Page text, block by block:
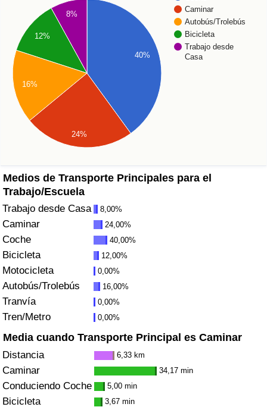
Caminar
Autobús/Trolebús
Bicicleta
Trabajo desde
Casa
40%
8%
12%
16%
24%
Medios de Transporte Principales para el
Trabajo/Escuela
Trabajo desde Casa 8,00%
Caminar 24,00%
Coche 40,00%
Bicicleta 12,00%
Motocicleta 0,00%
Autobús/Trolebús 16,00%
Tranvía 0,00%
Tren/Metro 0,00%
Media cuando Transporte Principal es Caminar
Distancia 6,33 km
Caminar 34,17 min
Conduciendo Coche 5,00 min
Bicicleta 3,67 min
Índice de criminalidad por país
Sanidad
Índice de Sanidad (Actual)
Índice de Sanidad
Índice de Sanidad por País
Índice de Contaminación (Actual)
Índice de contaminación
Índice de Contaminación por País
Tráfico
Índice de Tráfico
Índice de Tráfico (Actual)
Índice de Tráfico por País